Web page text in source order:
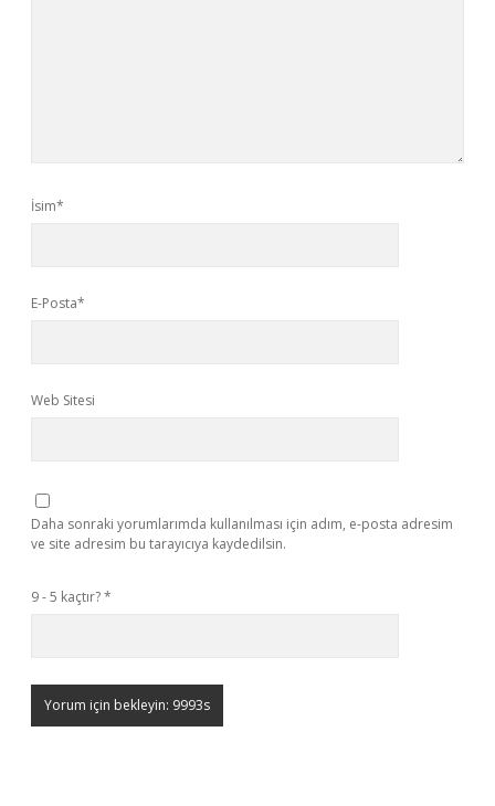
İsim*
E-Posta*
Web Sitesi
Daha sonraki yorumlarımda kullanılması için adım, e-posta adresim
ve site adresim bu tarayıcıya kaydedilsin.
9 - 5 kaçtır?*